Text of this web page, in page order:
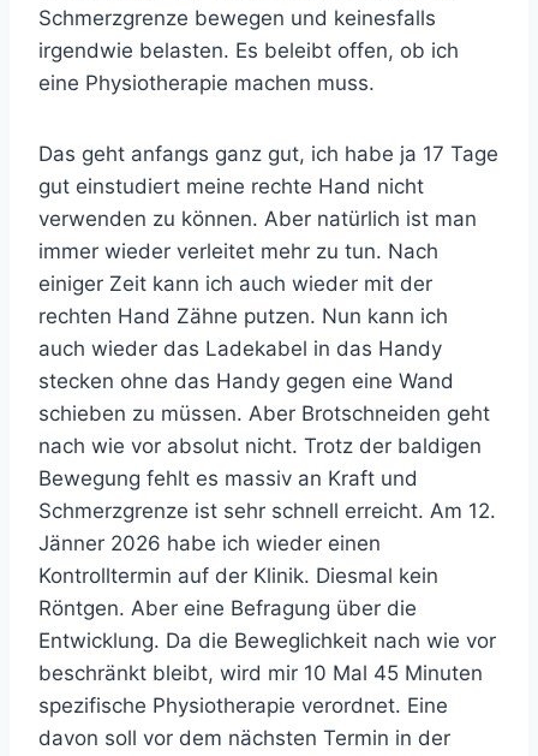
Schmerzgrenze bewegen und keinesfalls
irgendwie belasten. Es beleibt offen, ob ich
eine Physiotherapie machen muss.
Das geht anfangs ganz gut, ich habe ja 17 Tage
gut einstudiert meine rechte Hand nicht
verwenden zu können. Aber natürlich ist man
immer wieder verleitet mehr zu tun. Nach
einiger Zeit kann ich auch wieder mit der
rechten Hand Zähne putzen. Nun kann ich
auch wieder das Ladekabel in das Handy
stecken ohne das Handy gegen eine Wand
schieben zu müssen. Aber Brotschneiden geht
nach wie vor absolut nicht. Trotz der baldigen
Bewegung fehlt es massiv an Kraft und
Schmerzgrenze ist sehr schnell erreicht. Am 12.
Jänner 2026 habe ich wieder einen
Kontrolltermin auf der Klinik. Diesmal kein
Röntgen. Aber eine Befragung über die
Entwicklung. Da die Beweglichkeit nach wie vor
beschränkt bleibt, wird mir 10 Mal 45 Minuten
spezifische Physiotherapie verordnet. Eine
davon soll vor dem nächsten Termin in der